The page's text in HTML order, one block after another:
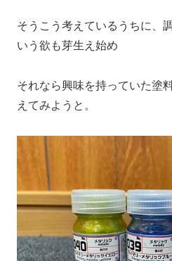
そうこう考えているうちに、
いう欲も芽生え始め
それなら興味を持っていた塗
えてみようと。